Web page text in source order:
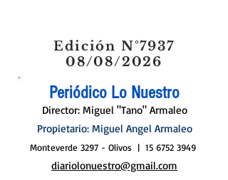
Edición N°7937
08/08/2026
Periódico Lo Nuestro
Director: Miguel "Tano" Armaleo